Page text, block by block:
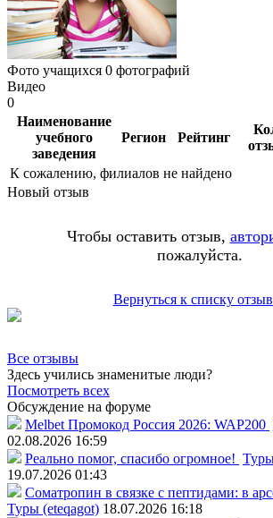
Фото учащихся 0 фотографий
Видео
0
Наименование
учебного
заведения
Регион Рейтинг
К сожалению, филиалов не найдено
Новый отзыв
Чтобы оставить отзыв,
пожалуйста.
Вернуться к списку
Все отзывы
Здесь учились знаменитые люди?
Посмотреть всех
Обсуждение на форуме
Melbet Промокод Россия 2026: WAP200
02.08.2026 16:59
Реально помог, спасибо огромное!
19.07.2026 01:43
Соматропин в связке с пептидами: в
Туры (eteqagot) 18.07.2026 16:18